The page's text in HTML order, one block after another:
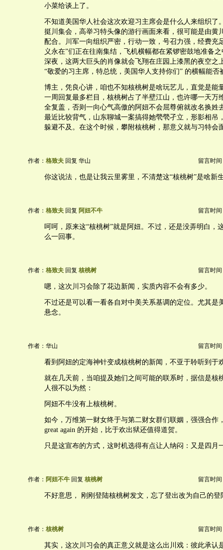
小菜给谈上了。
不知道美国华人社会这次欢迎习主席会是什么人来组织了
挺川集会，高举习特头像的游行画面来看，很可能是由黄
配合。川军一向组织严密，行动一致，号召力强，经费充
义永在”们正在往南集结，飞机横幅都在紧锣密鼓地准备
深夜，这两大巨头的肖像就会飞翔在庄园上漆黑的夜空之
“敬爱的习主席，特总统，美国华人支持你们” 的横幅能否
博主，凭良心讲，咱也不知核桃树是啥玩艺儿，直觉是能
一周回复最多栏目，核桃树占了半壁江山，也许哪一天万
全复盖，否则一向心气高傲的阿妞不会屈尊俯就改名换姓
最近比较背气，山东聊城一案搞得她煢煢孑立，形影相吊
躲避不及。在这个时候，攀附核桃树，那意义就与习特会
作者： 格致夫 回复 华山 留言时间
你这说法，也是让我云里雾里，不清楚这“核桃树”是啥新
作者： 格致夫 回复 阿妞不牛 留言时间
呵呵，原来这“核桃树”就是阿妞。不过，还是没弄明白，
么一回事。
作者： 格致夫 回复 核桃树 留言时间
嗯，这次川习会除了花边新闻，实质内容不会有多少。
不过还是可以看一看各自对中美关系基调的定位。尤其是
悬念。
作者：华山 留言时间
看到阿妞的定海神针变成核桃树的新闻，不亚于聆听到于
就在几天前，当咱提及她们之间可能的联系时，据信是核
人很不以为然：
阿妞不牛没有上核桃树。
如今，万维第一财女终于与第二财女群们联姻，强强合作
great again 的开始，比于欢出狱还值得道贺。
只是这宣布的方式，这时机选得有点让人纳闷：又是四月
作者： 阿妞不牛 回复 核桃树 留言时间
不好意思， 刚刚登陆核桃树发文，忘了登出改为自己的登
作者： 核桃树 留言时间
其实，这次川习会的真正意义就是这么出川戏：彼此承认